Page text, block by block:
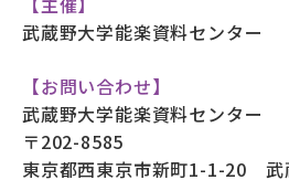
武蔵野大学能楽資料センター
【お問い合わせ】
武蔵野大学能楽資料センター
〒202-8585
東京都西東京市新町1-1-20 武